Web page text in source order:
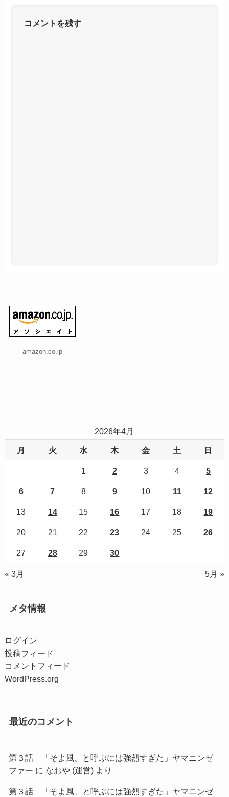
コメントを残す
amazon.co.jp
2026年4月
月 火 水 木 金 土 日
1 2 3 4 5
6 7 8 9 10 11 12
13 14 15 16 17 18 19
20 21 22 23 24 25 26
27 28 29 30
« 3月 5月 »
メタ情報
ログイン
投稿フィード
コメントフィード
WordPress.org
最近のコメント
第３話 「そよ風、と呼ぶには強烈すぎた」ヤマニンゼ
ファー に なおや (運営)より
第３話 「そよ風、と呼ぶには強烈すぎた」ヤマニンゼ